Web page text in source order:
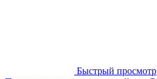
Быстрый просмотр